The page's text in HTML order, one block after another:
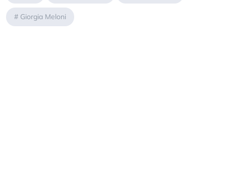
# Giorgia Meloni